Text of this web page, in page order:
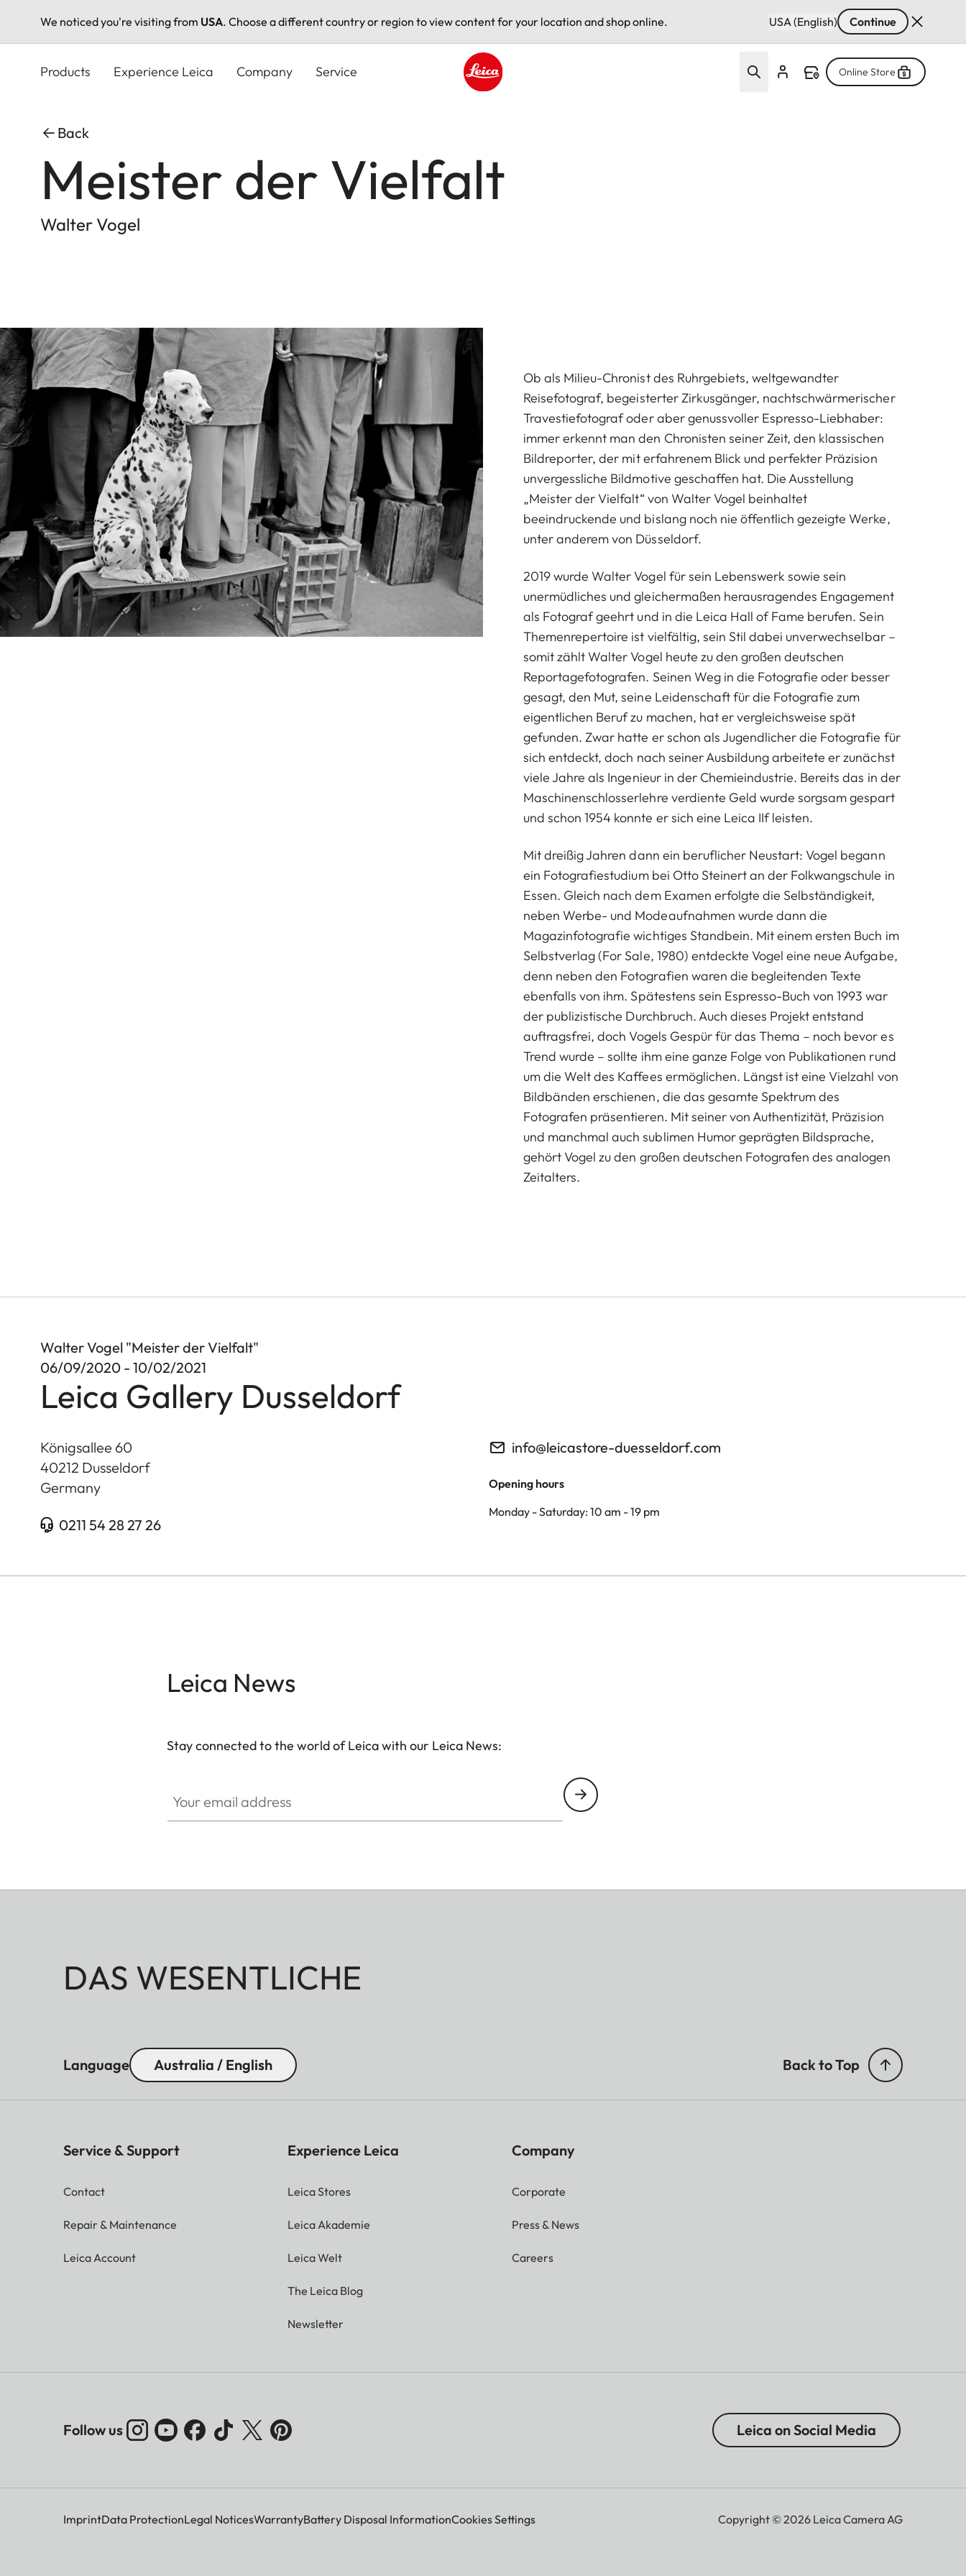
We noticed you're visiting from USA. Choose a different country or region to view content for your location and shop online. USA (English) Continue
Products Experience Leica Company Service Online Store
Back
Meister der Vielfalt
Walter Vogel
Ob als Milieu-Chronist des Ruhrgebiets, weltgewandter
Reisefotograf, begeisterter Zirkusgänger, nachtschwärmerischer
Travestiefotograf oder aber genussvoller Espresso-Liebhaber:
immer erkennt man den Chronisten seiner Zeit, den klassischen
Bildreporter, der mit erfahrenem Blick und perfekter Präzision
unvergessliche Bildmotive geschaffen hat. Die Ausstellung
„Meister der Vielfalt“ von Walter Vogel beinhaltet
beeindruckende und bislang noch nie öffentlich gezeigte Werke,
unter anderem von Düsseldorf.
2019 wurde Walter Vogel für sein Lebenswerk sowie sein
unermüdliches und gleichermaßen herausragendes Engagement
als Fotograf geehrt und in die Leica Hall of Fame berufen. Sein
Themenrepertoire ist vielfältig, sein Stil dabei unverwechselbar –
somit zählt Walter Vogel heute zu den großen deutschen
Reportagefotografen. Seinen Weg in die Fotografie oder besser
gesagt, den Mut, seine Leidenschaft für die Fotografie zum
eigentlichen Beruf zu machen, hat er vergleichsweise spät
gefunden. Zwar hatte er schon als Jugendlicher die Fotografie für
sich entdeckt, doch nach seiner Ausbildung arbeitete er zunächst
viele Jahre als Ingenieur in der Chemieindustrie. Bereits das in der
Maschinenschlosserlehre verdiente Geld wurde sorgsam gespart
und schon 1954 konnte er sich eine Leica IIf leisten.
Mit dreißig Jahren dann ein beruflicher Neustart: Vogel begann
ein Fotografiestudium bei Otto Steinert an der Folkwangschule in
Essen. Gleich nach dem Examen erfolgte die Selbständigkeit,
neben Werbe- und Modeaufnahmen wurde dann die
Magazinfotografie wichtiges Standbein. Mit einem ersten Buch im
Selbstverlag (For Sale, 1980) entdeckte Vogel eine neue Aufgabe,
denn neben den Fotografien waren die begleitenden Texte
ebenfalls von ihm. Spätestens sein Espresso-Buch von 1993 war
der publizistische Durchbruch. Auch dieses Projekt entstand
auftragsfrei, doch Vogels Gespür für das Thema – noch bevor es
Trend wurde – sollte ihm eine ganze Folge von Publikationen rund
um die Welt des Kaffees ermöglichen. Längst ist eine Vielzahl von
Bildbänden erschienen, die das gesamte Spektrum des
Fotografen präsentieren. Mit seiner von Authentizität, Präzision
und manchmal auch sublimen Humor geprägten Bildsprache,
gehört Vogel zu den großen deutschen Fotografen des analogen
Zeitalters.
Walter Vogel "Meister der Vielfalt"
06/09/2020 - 10/02/2021
Leica Gallery Dusseldorf
Königsallee 60
40212 Dusseldorf
Germany
0211 54 28 27 26
info@leicastore-duesseldorf.com
Opening hours
Monday - Saturday: 10 am - 19 pm
Leica News
Stay connected to the world of Leica with our Leica News:
DAS WESENTLICHE
Language Australia / English Back to Top
Service & Support
Contact
Repair & Maintenance
Leica Account
Experience Leica
Leica Stores
Leica Akademie
Leica Welt
The Leica Blog
Newsletter
Company
Corporate
Press & News
Careers
Follow us Leica on Social Media
ImprintData ProtectionLegal NoticesWarrantyBattery Disposal InformationCookies Settings Copyright © 2026 Leica Camera AG